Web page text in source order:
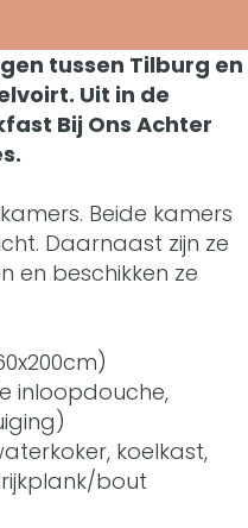
tussen Tilburg en
Uit in de
Bij Ons Achter
Beide kamers
Daarnaast zijn ze
en beschikken ze
inloopdouche,
koelkast,
bout